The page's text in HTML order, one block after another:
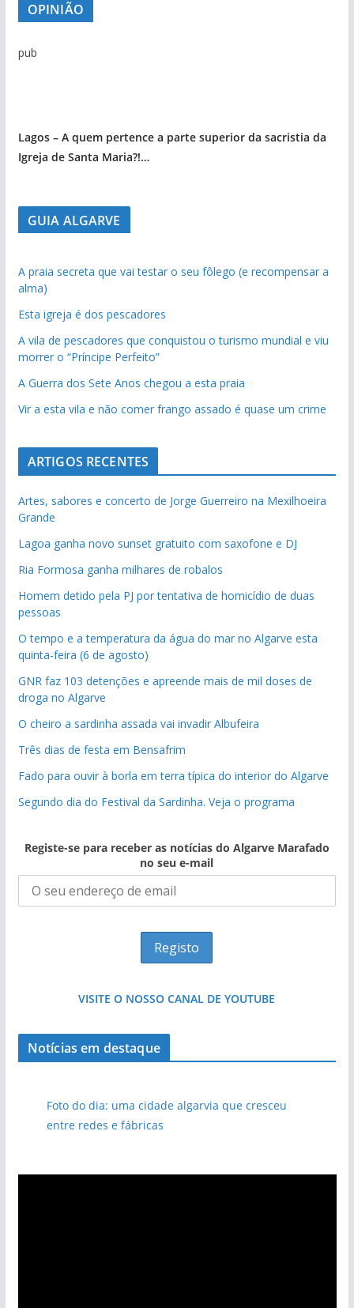
OPINIÃO
pub
Lagos – A quem pertence a parte superior da sacristia da
Igreja de Santa Maria?!…
GUIA ALGARVE
A praia secreta que vai testar o seu fôlego (e recompensar a
alma)
Esta igreja é dos pescadores
A vila de pescadores que conquistou o turismo mundial e viu
morrer o “Príncipe Perfeito”
A Guerra dos Sete Anos chegou a esta praia
Vir a esta vila e não comer frango assado é quase um crime
ARTIGOS RECENTES
Artes, sabores e concerto de Jorge Guerreiro na Mexilhoeira
Grande
Lagoa ganha novo sunset gratuito com saxofone e DJ
Ria Formosa ganha milhares de robalos
Homem detido pela PJ por tentativa de homicídio de duas
pessoas
O tempo e a temperatura da água do mar no Algarve esta
quinta-feira (6 de agosto)
GNR faz 103 detenções e apreende mais de mil doses de
droga no Algarve
O cheiro a sardinha assada vai invadir Albufeira
Três dias de festa em Bensafrim
Fado para ouvir à borla em terra típica do interior do Algarve
Segundo dia do Festival da Sardinha. Veja o programa
Registe-se para receber as notícias do Algarve Marafado
no seu e-mail
VISITE O NOSSO CANAL DE YOUTUBE
Notícias em destaque
Foto do dia: uma cidade algarvia que cresceu
entre redes e fábricas